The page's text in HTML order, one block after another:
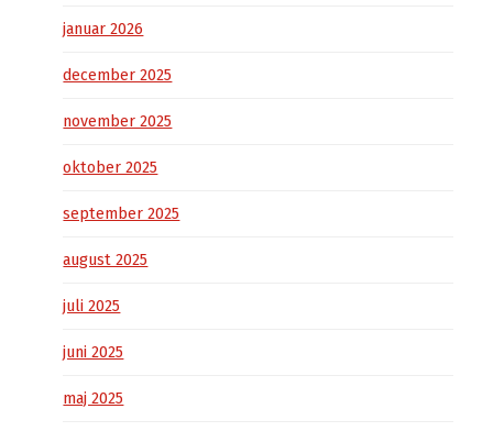
januar 2026
december 2025
november 2025
oktober 2025
september 2025
august 2025
juli 2025
juni 2025
maj 2025